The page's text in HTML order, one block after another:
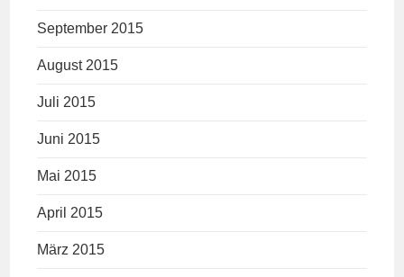
September 2015
August 2015
Juli 2015
Juni 2015
Mai 2015
April 2015
März 2015